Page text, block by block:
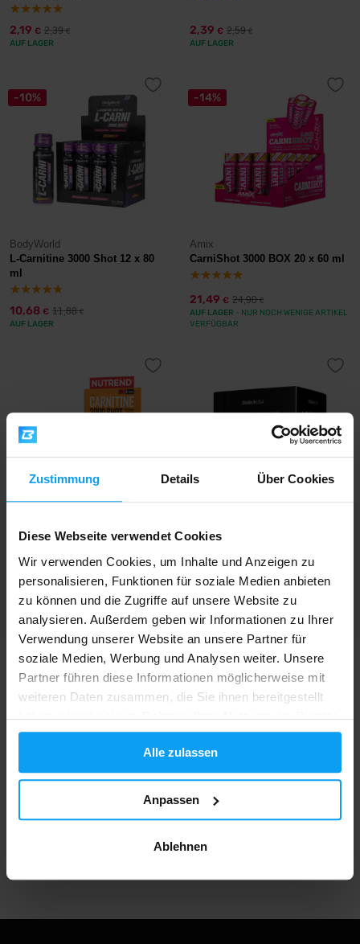
Zustimmung Details Über Cookies
Diese Webseite verwendet Cookies
Wir verwenden Cookies, um Inhalte und Anzeigen zu
personalisieren, Funktionen für soziale Medien anbieten
zu können und die Zugriffe auf unsere Website zu
analysieren. Außerdem geben wir Informationen zu Ihrer
Verwendung unserer Website an unsere Partner für
soziale Medien, Werbung und Analysen weiter. Unsere
Partner führen diese Informationen möglicherweise mit
weiteren Daten zusammen, die Sie ihnen bereitgestellt
haben oder die sie im Rahmen Ihrer Nutzung der Dienste
gesammelt haben.
Alle zulassen
Anpassen
Ablehnen
2,19 € 2,39€
AUF LAGER
2,39 € 2,59€
AUF LAGER
-10%
BodyWorld
L-Carnitine 3000 Shot 12 x 80
ml
10,68 € 11,88€
AUF LAGER
-14%
Amix
CarniShot 3000 BOX 20 x 60 ml
21,49 € 24,90€
AUF LAGER - NUR NOCH WENIGE ARTIKEL
VERFÜGBAR
Carnitine 3000 Shot 20 x 60 ml
25 €
AUF LAGER
L-Carnitine Ampoule 3000 mg
AUF LAGER - NUR NOCH WENIGE ARTIKEL
VERFÜGBAR
Schneller Versand
Über 3000 Produkte auf Lager
1.000.000+ Kunden